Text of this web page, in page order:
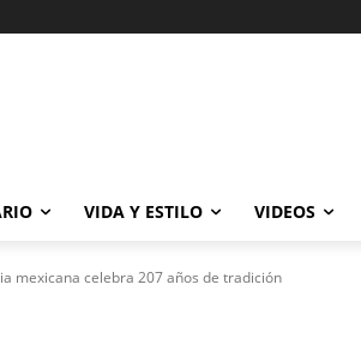
VIDA Y ESTILO VIDEOS
mexicana celebra 207 años de tradición